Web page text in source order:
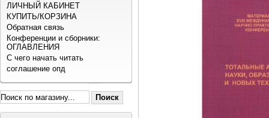
ЛИЧНЫЙ КАБИНЕТ
КУПИТЬ/КОРЗИНА
Обратная связь
Конференции и сборники:
ОГЛАВЛЕНИЯ
С чего начать читать
соглашение опд